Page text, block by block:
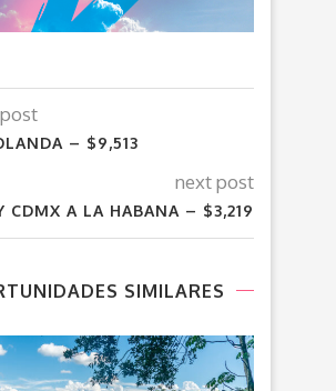
– $9,513
next post
CDMX A LA HABANA – $3,219
SIMILARES